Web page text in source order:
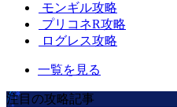
モンギル攻略
プリコネR攻略
ログレス攻略
一覧を見る
注目の攻略記事